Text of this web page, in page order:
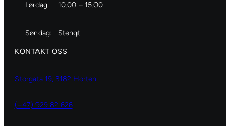
Lørdag: 10.00 – 15.00
Søndag: Stengt
KONTAKT OSS
Storgata 19, 3182 Horten
(+47) 929 82 626